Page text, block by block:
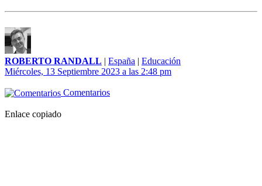
ROBERTO RANDALL | España | Educación
Miércoles, 13 Septiembre 2023 a las 2:48 pm
Comentarios
Enlace copiado